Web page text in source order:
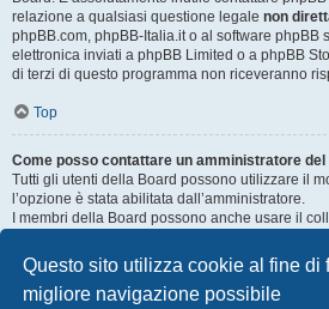
Questo sito utilizza cookie al fine di
migliore navigazione possibile
relazione a qualsiasi questione legale non
phpBB.com, phpBB-Italia.it o al software phpBB
elettronica inviati a phpBB Limited o a phpBB
di terzi di questo programma non riceveranno
Top
Come posso contattare un amministratore del
Tutti gli utenti della Board possono utilizzare il
l’opzione è stata abilitata dall’amministratore.
I membri della Board possono anche usare il
Top